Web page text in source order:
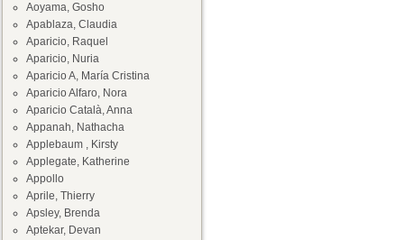
Aoyama, Gosho
Apablaza, Claudia
Aparicio, Raquel
Aparicio, Nuria
Aparicio A, María Cristina
Aparicio Alfaro, Nora
Aparicio Català, Anna
Appanah, Nathacha
Applebaum , Kirsty
Applegate, Katherine
Appollo
Aprile, Thierry
Apsley, Brenda
Aptekar, Devan